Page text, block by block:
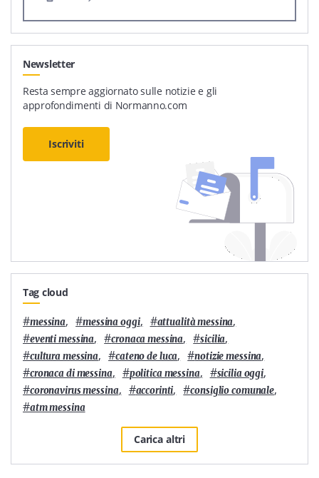
Newsletter
Resta sempre aggiornato sulle notizie e gli
approfondimenti di Normanno.com
Iscriviti
Tag cloud
#messina, #messina oggi, #attualità messina,
#eventi messina, #cronaca messina, #sicilia,
#cultura messina, #cateno de luca, #notizie messina,
#cronaca di messina, #politica messina, #sicilia oggi,
#coronavirus messina, #accorinti, #consiglio comunale,
#atm messina
Carica altri